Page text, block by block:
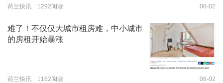
荷兰快讯 1292阅读 08-02
难了！不仅仅大城市租房难，中小城市
的房租开始暴涨
荷兰快讯 1162阅读 08-02